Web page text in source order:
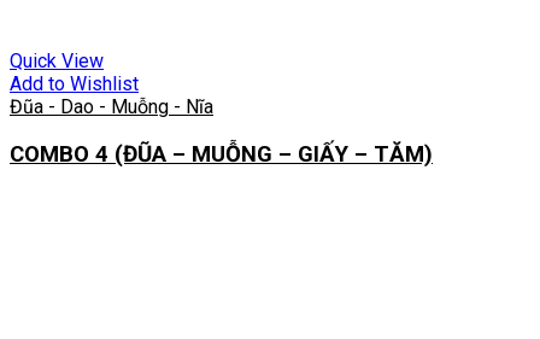
Quick View
Add to Wishlist
Đũa - Dao - Muỗng - Nĩa
COMBO 4 (ĐŨA – MUỖNG – GIẤY – TĂM)